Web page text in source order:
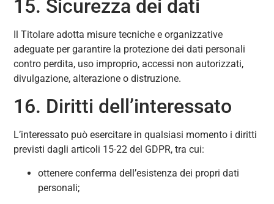
15. Sicurezza dei dati
Il Titolare adotta misure tecniche e organizzative
adeguate per garantire la protezione dei dati personali
contro perdita, uso improprio, accessi non autorizzati,
divulgazione, alterazione o distruzione.
16. Diritti dell’interessato
L’interessato può esercitare in qualsiasi momento i diritti
previsti dagli articoli 15-22 del GDPR, tra cui:
ottenere conferma dell’esistenza dei propri dati
personali;